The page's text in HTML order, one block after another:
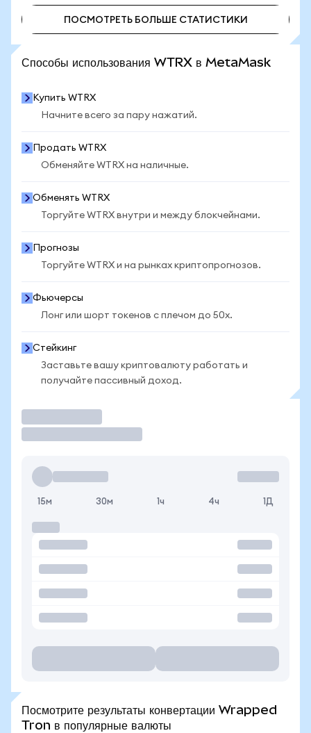
ПОСМОТРЕТЬ БОЛЬШЕ СТАТИСТИКИ
Способы использования WTRX в MetaMask
Купить WTRX
Начните всего за пару нажатий.
Продать WTRX
Обменяйте WTRX на наличные.
Обменять WTRX
Торгуйте WTRX внутри и между блокчейнами.
Прогнозы
Торгуйте WTRX и на рынках криптопрогнозов.
Фьючерсы
Лонг или шорт токенов с плечом до 50x.
Стейкинг
Заставьте вашу криптовалюту работать и
получайте пассивный доход.
15м 30м 1ч 4ч 1Д
Посмотрите результаты конвертации Wrapped
Tron в популярные валюты